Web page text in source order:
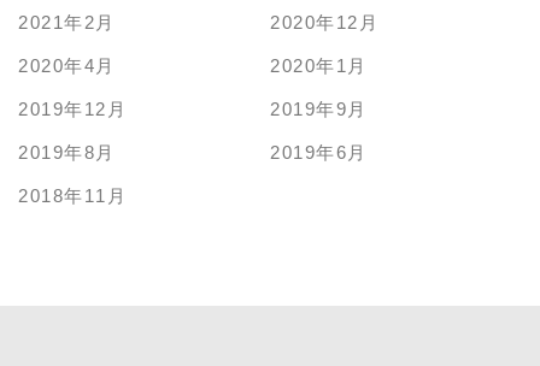
2021年2月 2020年12月
2020年4月 2020年1月
2019年12月 2019年9月
2019年8月 2019年6月
2018年11月